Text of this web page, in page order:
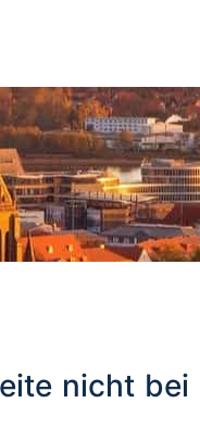
nicht bei